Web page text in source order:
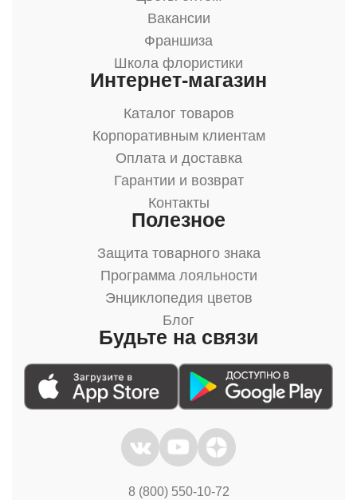
Вакансии
Франшиза
Школа флористики
Интернет-магазин
Каталог товаров
Корпоративным клиентам
Оплата и доставка
Гарантии и возврат
Контакты
Полезное
Защита товарного знака
Программа лояльности
Энциклопедия цветов
Блог
Будьте на связи
8 (800) 550-10-72